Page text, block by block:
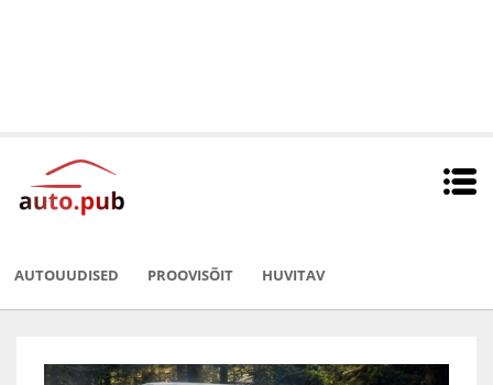
AUTOUUDISED PROOVISÕIT HUVITAV